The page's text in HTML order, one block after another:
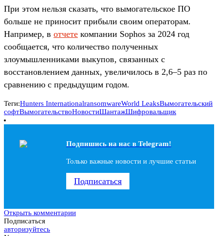
При этом нельзя сказать, что вымогательское ПО
больше не приносит прибыли своим операторам.
Например, в отчете компании Sophos за 2024 год
сообщается, что количество полученных
злоумышленниками выкупов, связанных с
восстановлением данных, увеличилось в 2,6–5 раз по
сравнению с предыдущим годом.
Теги:Hunters InternationalransomwareWorld LeaksВымогательский
софтВымогательствоНовостиШантажШифровальщик
Подпишись на наc в Telegram!
Только важные новости и лучшие статьи
Подписаться
Открыть комментарии
Подписаться
авторизуйтесь